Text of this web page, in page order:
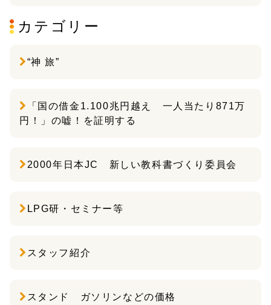
カテゴリー
“神 旅”
「国の借金1.100兆円越え 一人当たり871万
円！」の嘘！を証明する
2000年日本JC 新しい教科書づくり委員会
LPG研・セミナー等
スタッフ紹介
スタンド ガソリンなどの価格